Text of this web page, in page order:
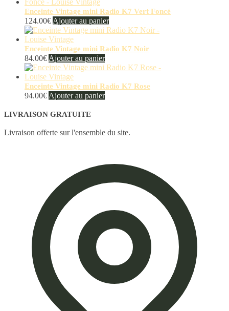
Enceinte Vintage mini Radio K7 Vert Foncé
124.00€Ajouter au panier
Enceinte Vintage mini Radio K7 Noir
84.00€Ajouter au panier
Enceinte Vintage mini Radio K7 Rose
94.00€Ajouter au panier
LIVRAISON GRATUITE
Livraison offerte sur l'ensemble du site.